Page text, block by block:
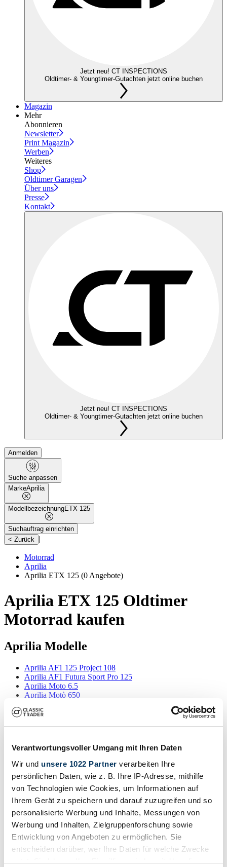
Verantwortungsvoller Umgang mit Ihren Daten
Wir und unsere 1022 Partner verarbeiten Ihre
persönlichen Daten, wie z. B. Ihre IP-Adresse, mithilfe
von Technologien wie Cookies, um Informationen auf
Ihrem Gerät zu speichern und darauf zuzugreifen und so
personalisierte Werbung und Inhalte, Messungen von
Werbung und Inhalten, Zielgruppenforschung sowie
Entwicklung von Angeboten zu ermöglichen. Sie
entscheiden darüber, wer Ihre Daten für welche Zwecke
nutzt. Sie können Ihre Einwilligung jederzeit über die
Jetzt neu! CT INSPECTIONS
Oldtimer- & Youngtimer-Gutachten jetzt online buchen
Magazin
Mehr
Abonnieren
Newsletter
Print Magazin
Werben
Weiteres
Shop
Oldtimer Garagen
Über uns
Presse
Kontakt
Jetzt neu! CT INSPECTIONS
Oldtimer- & Youngtimer-Gutachten jetzt online buchen
Anmelden
Suche anpassen
MarkeAprilia
ModellbezeichnungETX 125
Suchauftrag einrichten
< Zurück |
Motorrad
Aprilia
Aprilia ETX 125 (0 Angebote)
Aprilia ETX 125 Oldtimer
Motorrad kaufen
Aprilia Modelle
Aprilia AF1 125 Project 108
Aprilia AF1 Futura Sport Pro 125
Aprilia Moto 6.5
Aprilia Motò 650
Aprilia Pegaso 650
Aprilia Scarabeo 50
Aprilia Tuareg 350 Wind
Mehr anzeigen
Suchergebnisse
Zur Zeit sind keine passenden Inserate zu Ihrer Suche veröffentlicht.
Benachrichtigung erstellen
Lassen Sie sich benachrichtigen, sobald ein Inserat veröffentlicht